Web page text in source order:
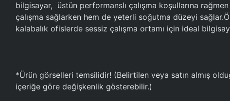
bilgisayar, üstün performanslı çalışma koşullarına
çalışma sağlarken hem de yeterli soğutma düzeyi
kalabalık ofislerde sessiz çalışma ortamı için ideal
*Ürün görselleri temsilidir! (Belirtilen veya satın almış
içeriğe göre değişkenlik gösterebilir.)